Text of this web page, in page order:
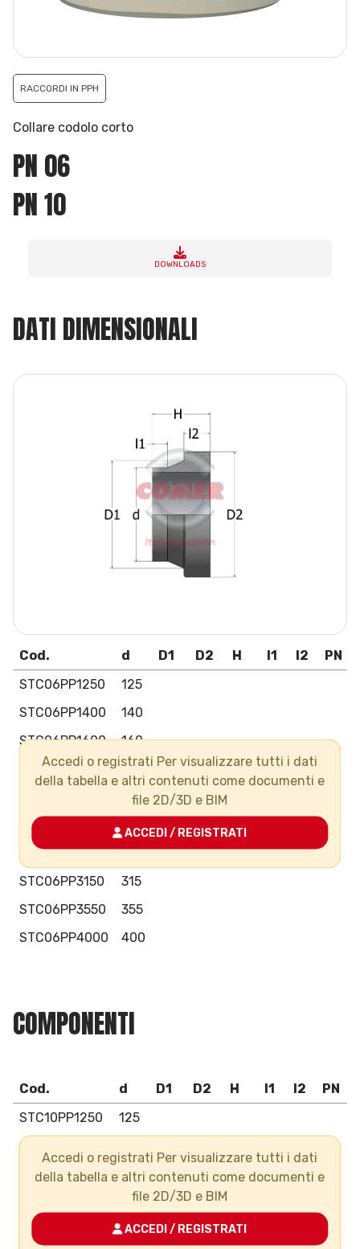
RACCORDI IN PPH
Collare codolo corto
PN 06
PN 10
DOWNLOADS
DATI DIMENSIONALI
Cod. d D1 D2 H l1 l2 PN
STC06PP1250
125
STC06PP1400
140
STC06PP1600
160
STC06PP2000
200
225
STC06PP2500
250
STC06PP2800
280
STC06PP3150
315
STC06PP3550
355
STC06PP4000
400
Accedi o registrati Per visualizzare tutti i dati
della tabella e altri contenuti come documenti e
file 2D/3D e BIM
ACCEDI / REGISTRATI
COMPONENTI
Cod. d D1 D2 H l1 l2 PN
STC10PP1250
125
STC10PP1400
STC10PP1600
160
200
STC10PP2250
225
Accedi o registrati Per visualizzare tutti i dati
della tabella e altri contenuti come documenti e
file 2D/3D e BIM
ACCEDI / REGISTRATI